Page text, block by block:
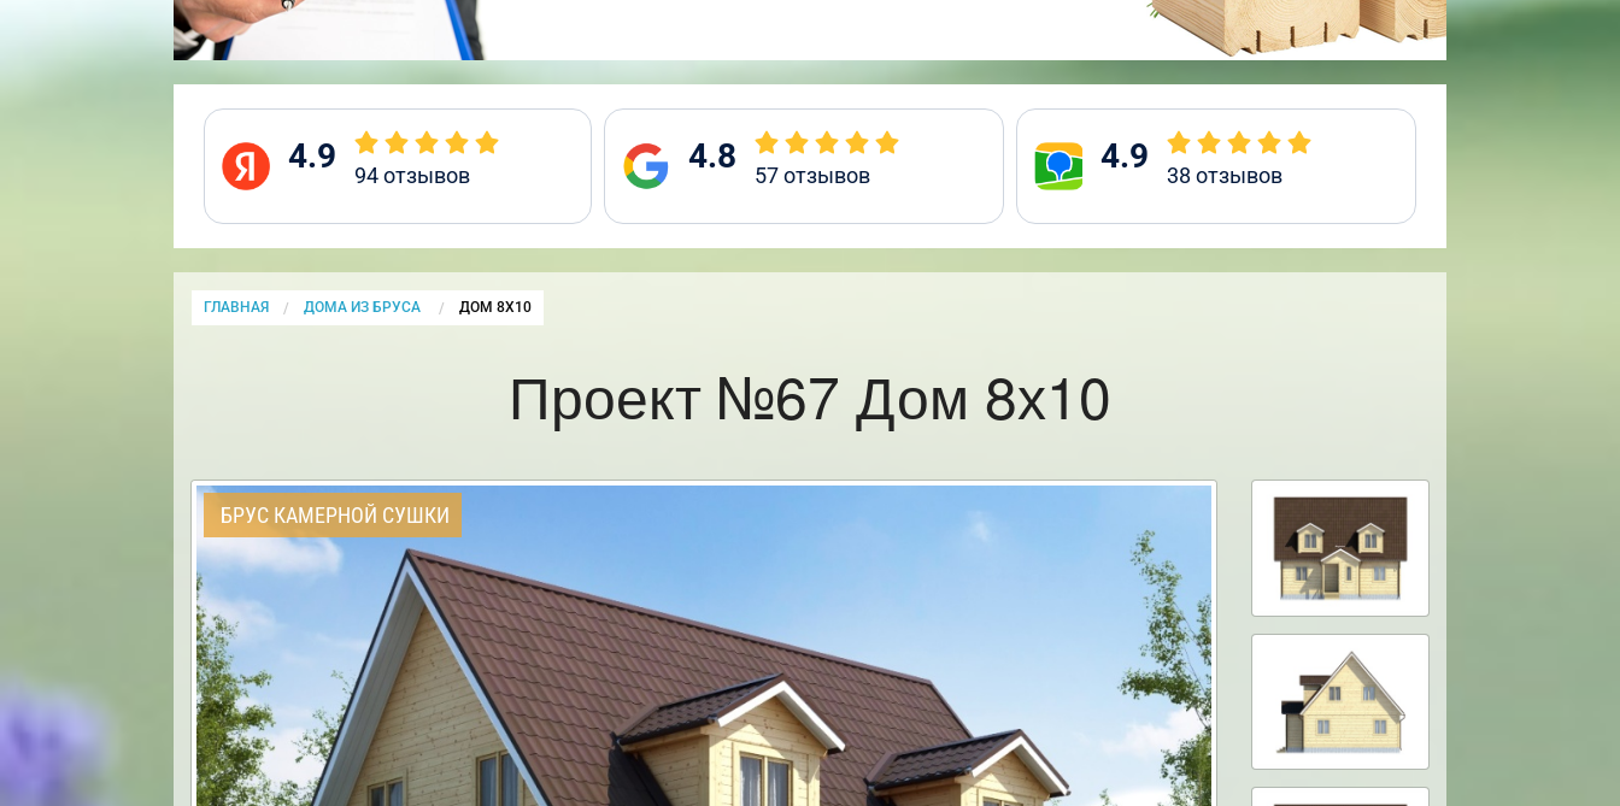
4.9 94отзывов 4.8 57отзывов 4.9 38 отзывов
ГЛАВНАЯ ДОМА ИЗ БРУСА CURRENT:
ДОМ 8Х10
Проект №67 Дом 8х10
БРУС КАМЕРНОЙ СУШКИ